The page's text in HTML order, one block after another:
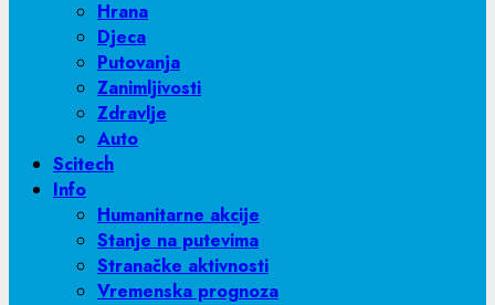
Hrana
Djeca
Putovanja
Zanimljivosti
Zdravlje
Auto
Scitech
Info
Humanitarne akcije
Stanje na putevima
Stranačke aktivnosti
Vremenska prognoza